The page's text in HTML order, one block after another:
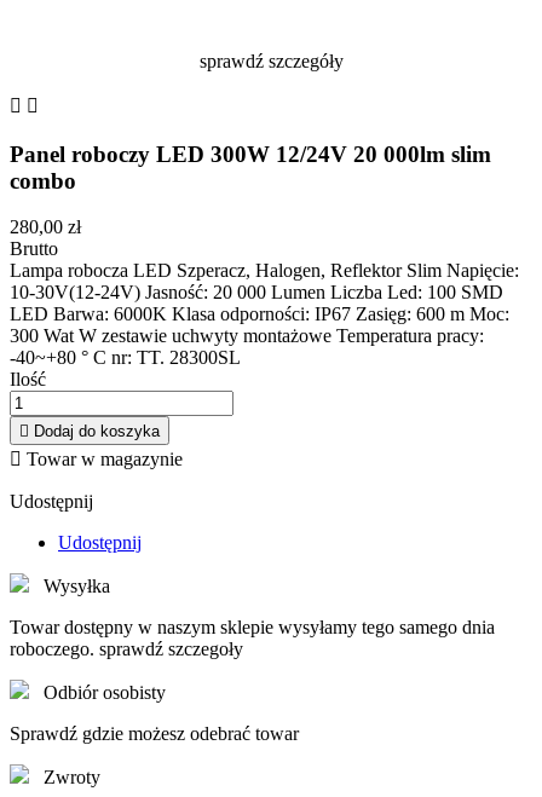
sprawdź szczegóły
 
Panel roboczy LED 300W 12/24V 20 000lm slim
combo
280,00 zł
Brutto
Lampa robocza LED Szperacz, Halogen, Reflektor Slim Napięcie:
10-30V(12-24V) Jasność: 20 000 Lumen Liczba Led: 100 SMD
LED Barwa: 6000K Klasa odporności: IP67 Zasięg: 600 m Moc:
300 Wat W zestawie uchwyty montażowe Temperatura pracy:
-40~+80 ° C nr: TT. 28300SL
Ilość
 Dodaj do koszyka
 Towar w magazynie
Udostępnij
Udostępnij
Wysyłka
Towar dostępny w naszym sklepie wysyłamy tego samego dnia
roboczego. sprawdź szczegoły
Odbiór osobisty
Sprawdź gdzie możesz odebrać towar
Zwroty